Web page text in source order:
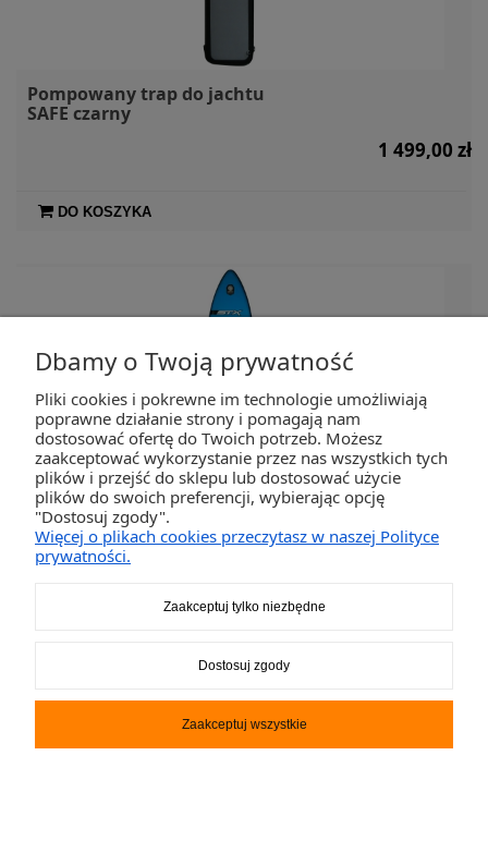
Pompowany trap do jachtu
SAFE czarny
1 499,00 zł
DO KOSZYKA
Deska SUP STX Cruiser 11.6
Dbamy o Twoją prywatność
Pliki cookies i pokrewne im technologie umożliwiają
poprawne działanie strony i pomagają nam
dostosować ofertę do Twoich potrzeb. Możesz
zaakceptować wykorzystanie przez nas wszystkich tych
plików i przejść do sklepu lub dostosować użycie
plików do swoich preferencji, wybierając opcję
"Dostosuj zgody".
Więcej o plikach cookies przeczytasz w naszej Polityce
prywatności.
Zaakceptuj tylko niezbędne
Dostosuj zgody
Zaakceptuj wszystkie